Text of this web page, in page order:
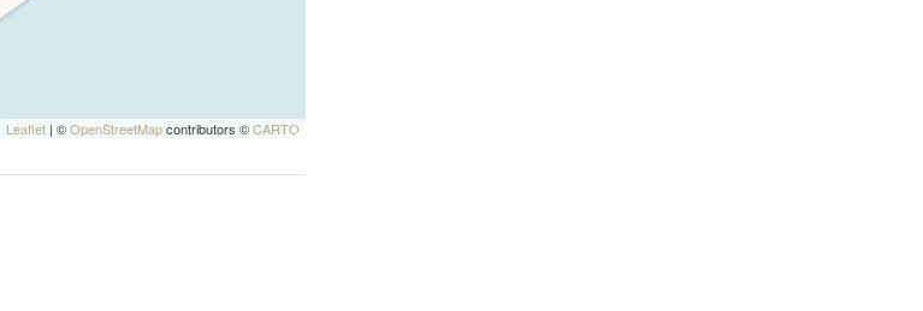
Leaflet | ©OpenStreetMapcontributors ©CARTO